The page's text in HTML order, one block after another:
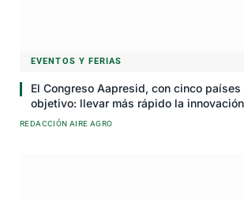
EVENTOS Y FERIAS
El Congreso Aapresid, con cinco
objetivo: llevar más rápido la
REDACCIÓN AIRE AGRO